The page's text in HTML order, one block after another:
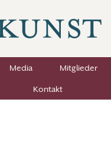
Media
Mitglieder
Kontakt